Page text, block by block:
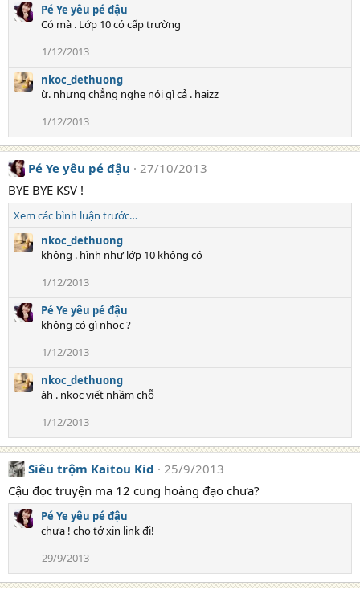
Pé Ye yêu pé đậu
Có mà . Lớp 10 có cấp trường
1/12/2013
nkoc_dethuong
ừ. nhưng chẳng nghe nói gì cả . haizz
1/12/2013
Pé Ye yêu pé đậu
27/10/2013
BYE BYE KSV !
Xem các bình luận trước…
nkoc_dethuong
không . hình như lớp 10 không có
1/12/2013
Pé Ye yêu pé đậu
không có gì nhoc ?
1/12/2013
nkoc_dethuong
àh . nkoc viết nhầm chỗ
1/12/2013
Siêu trộm Kaitou Kid
25/9/2013
Cậu đọc truyện ma 12 cung hoàng đạo chưa?
Pé Ye yêu pé đậu
chưa ! cho tớ xin link đi!
29/9/2013